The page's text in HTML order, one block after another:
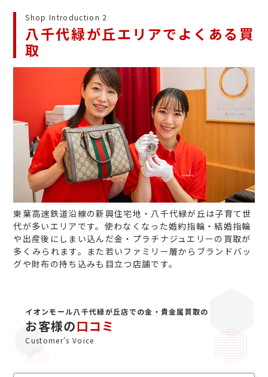
Shop Introduction 2
八千代緑が丘エリアでよくある買
取
東葉高速鉄道沿線の新興住宅地・八千代緑が丘は子育て世
代が多いエリアです。使わなくなった婚約指輪・結婚指輪
や出産後にしまい込んだ金・プラチナジュエリーの買取が
多くみられます。また若いファミリー層からブランドバッ
グや財布の持ち込みも目立つ店舗です。
イオンモール八千代緑が丘店での金・貴金属買取の
お客様の口コミ
Customer's Voice